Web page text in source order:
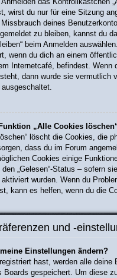
wirst du nur für eine Sitzung
deines
zu bleiben, kannst du
beim Anmelden
wenn du dich an einem
Internetcafé, befindest. Wenn
dann wurde sie vermutlich
„Alle Cookies
löscht die Cookies, die
dass du im Forum
Cookies einige
„Gelesen“-Status – sofern
wurden. Wenn du
kann es helfen, wenn du die
und -
Einstellungen ändern?
hast, werden alle deine
Boards gespeichert. Um diese